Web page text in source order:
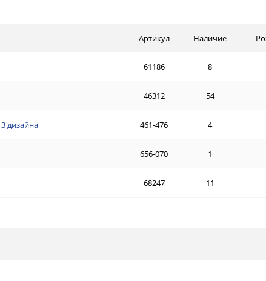
Артикул Наличие
61186 8
46312 54
дизайна 461-476 4
656-070 1
68247 11